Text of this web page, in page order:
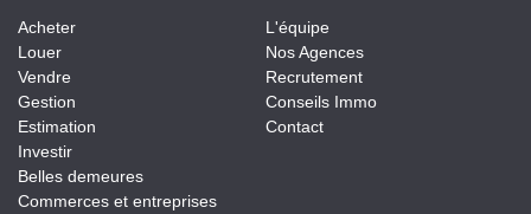
Acheter
Louer
Vendre
Gestion
Estimation
Investir
Belles demeures
Commerces et entreprises
L'équipe
Nos Agences
Recrutement
Conseils Immo
Contact